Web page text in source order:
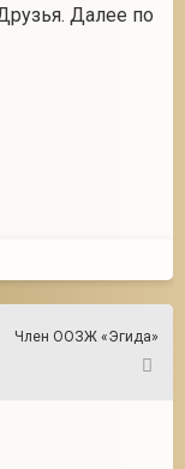
Далее по
Член ООЗЖ «Эгида»